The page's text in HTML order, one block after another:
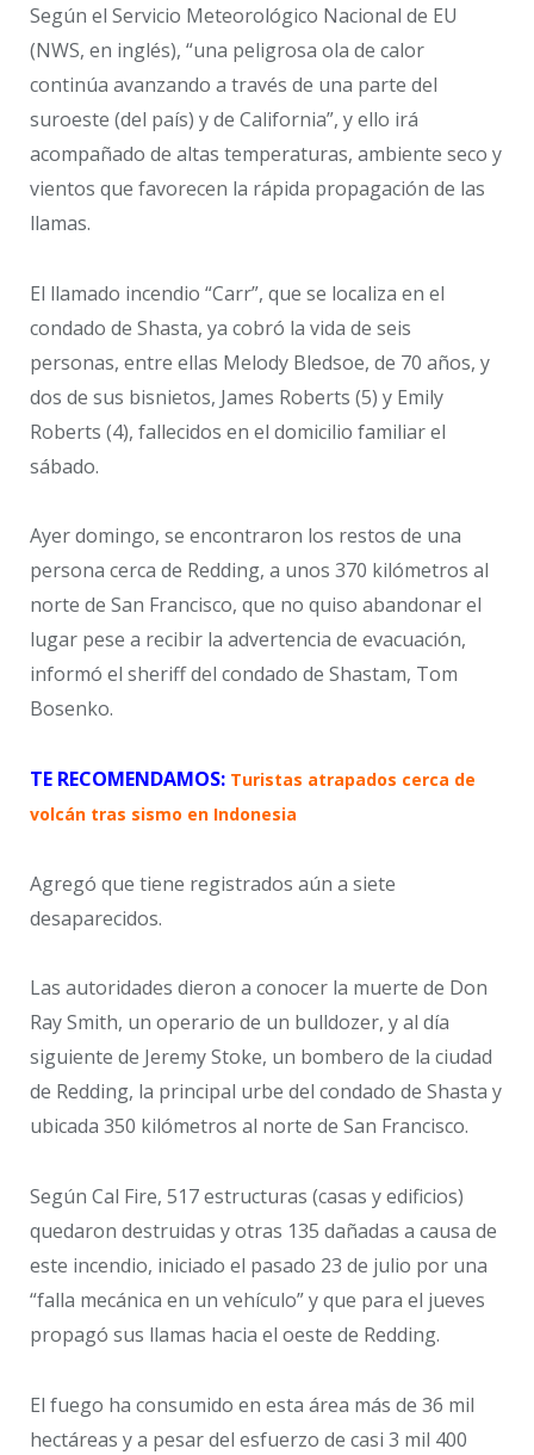
Según el Servicio Meteorológico Nacional de EU
(NWS, en inglés), “una peligrosa ola de calor
continúa avanzando a través de una parte del
suroeste (del país) y de California”, y ello irá
acompañado de altas temperaturas, ambiente seco y
vientos que favorecen la rápida propagación de las
llamas.
El llamado incendio “Carr”, que se localiza en el
condado de Shasta, ya cobró la vida de seis
personas, entre ellas Melody Bledsoe, de 70 años, y
dos de sus bisnietos, James Roberts (5) y Emily
Roberts (4), fallecidos en el domicilio familiar el
sábado.
Ayer domingo, se encontraron los restos de una
persona cerca de Redding, a unos 370 kilómetros al
norte de San Francisco, que no quiso abandonar el
lugar pese a recibir la advertencia de evacuación,
informó el sheriff del condado de Shastam, Tom
Bosenko.
TE RECOMENDAMOS: Turistas atrapados cerca de
volcán tras sismo en Indonesia
Agregó que tiene registrados aún a siete
desaparecidos.
Las autoridades dieron a conocer la muerte de Don
Ray Smith, un operario de un bulldozer, y al día
siguiente de Jeremy Stoke, un bombero de la ciudad
de Redding, la principal urbe del condado de Shasta y
ubicada 350 kilómetros al norte de San Francisco.
Según Cal Fire, 517 estructuras (casas y edificios)
quedaron destruidas y otras 135 dañadas a causa de
este incendio, iniciado el pasado 23 de julio por una
“falla mecánica en un vehículo” y que para el jueves
propagó sus llamas hacia el oeste de Redding.
El fuego ha consumido en esta área más de 36 mil
hectáreas y a pesar del esfuerzo de casi 3 mil 400